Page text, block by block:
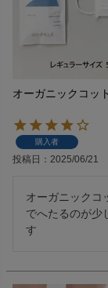
オーガニックコッ
購入者
投稿日 2025/06/21
オーガニックコ
でへたるのが少
す